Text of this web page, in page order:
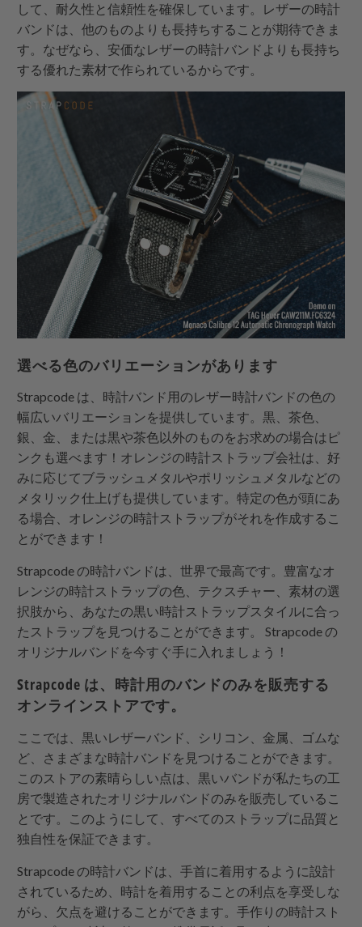
して、耐久性と信頼性を確保しています。レザーの時計
バンドは、他のものよりも長持ちすることが期待できま
す。なぜなら、安価なレザーの時計バンドよりも長持ち
する優れた素材で作られているからです。
選べる色のバリエーションがあります
Strapcode は、時計バンド用のレザー時計バンドの色の
幅広いバリエーションを提供しています。黒、茶色、
銀、金、または黒や茶色以外のものをお求めの場合はピ
ンクも選べます！オレンジの時計ストラップ会社は、好
みに応じてブラッシュメタルやポリッシュメタルなどの
メタリック仕上げも提供しています。特定の色が頭にあ
る場合、オレンジの時計ストラップがそれを作成するこ
とができます！
Strapcodeの時計バンドは、世界で最高です。豊富なオ
レンジの時計ストラップの色、テクスチャー、素材の選
択肢から、あなたの黒い時計ストラップスタイルに合っ
たストラップを見つけることができます。Strapcodeの
オリジナルバンドを今すぐ手に入れましょう！
Strapcode は、時計用のバンドのみを販売する
オンラインストアです。
ここでは、黒いレザーバンド、シリコン、金属、ゴムな
ど、さまざまな時計バンドを見つけることができます。
このストアの素晴らしい点は、黒いバンドが私たちの工
房で製造されたオリジナルバンドのみを販売しているこ
とです。このようにして、すべてのストラップに品質と
独自性を保証できます。
Strapcodeの時計バンドは、手首に着用するように設計
されているため、時計を着用することの利点を享受しな
がら、欠点を避けることができます。手作りの時計スト